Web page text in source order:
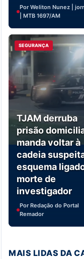
Por Weliton Nunez |
| MTB 1697/AM
SEGURANÇA
TJAM derruba
prisão
manda voltar à
cadeia
esquema
morte de
investigador
Por Redação do Portal
Remador
MAIS LIDAS DA